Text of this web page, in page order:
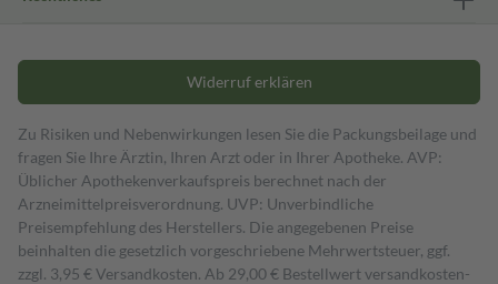
Widerruf erklären
Zu Risiken und Nebenwirkungen lesen Sie die Packungsbeilage und
fragen Sie Ihre Ärztin, Ihren Arzt oder in Ihrer Apotheke. AVP:
Üblicher Apothekenverkaufspreis berechnet nach der
Arzneimittelpreisverordnung. UVP: Unverbindliche
Preisempfehlung des Herstellers. Die angegebenen Preise
beinhalten die gesetzlich vorgeschriebene Mehrwertsteuer, ggf.
zzgl. 3,95 € Versandkosten. Ab 29,00 € Bestell­wert versand­kosten­